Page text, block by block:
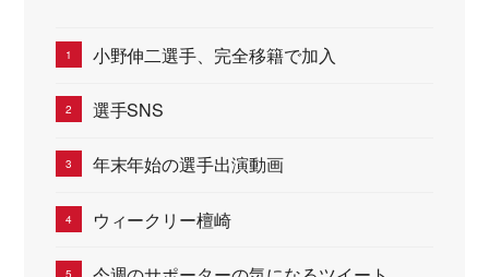
小野伸二選手、完全移籍で加入
選手SNS
年末年始の選手出演動画
ウィークリー檀崎